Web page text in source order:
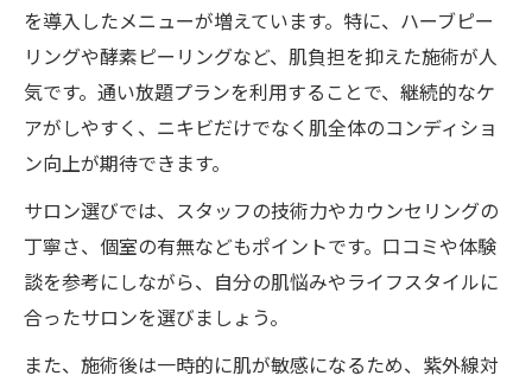
を導入したメニューが増えています。特に、ハーブピー
リングや酵素ピーリングなど、肌負担を抑えた施術が人
気です。通い放題プランを利用することで、継続的なケ
アがしやすく、ニキビだけでなく肌全体のコンディショ
ン向上が期待できます。
サロン選びでは、スタッフの技術力やカウンセリングの
丁寧さ、個室の有無などもポイントです。口コミや体験
談を参考にしながら、自分の肌悩みやライフスタイルに
合ったサロンを選びましょう。
また、施術後は一時的に肌が敏感になるため、紫外線対